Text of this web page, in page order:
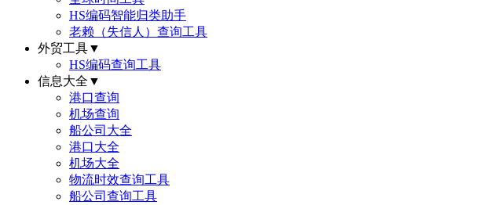
HS编码智能归类助手
老赖（失信人）查询工具
外贸工具▼
HS编码查询工具
信息大全 ▼
港口查询
机场查询
船公司大全
港口大全
机场大全
物流时效查询工具
船公司查询工具